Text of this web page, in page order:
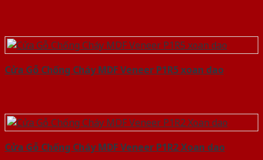
Cửa Gỗ Chống Cháy MDF Veneer P1R5 xoan dao
Cửa Gỗ Chống Cháy MDF Veneer P1R2 Xoan dao